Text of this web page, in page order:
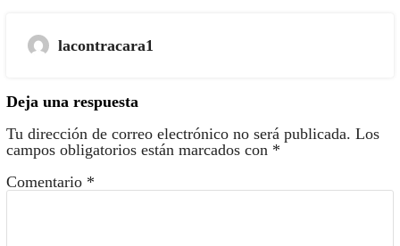
lacontracara1
Deja una respuesta
Tu dirección de correo electrónico no será publicada. Los
campos obligatorios están marcados con *
Comentario *